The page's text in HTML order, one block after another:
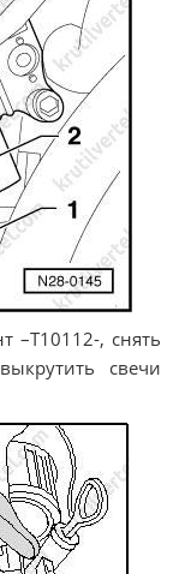
–Т10112-, снять
свечи